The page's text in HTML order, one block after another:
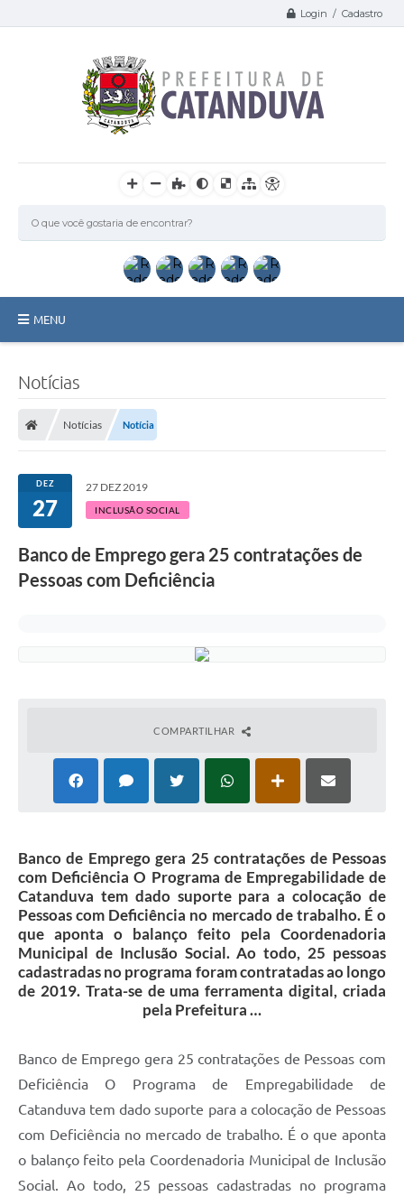
Login / Cadastro
MENU
Licitações / PCA
Transparência
Contratos
Projetos
Links
Telefones Úteis
A Prefeitura
Enquete
Agenda
SIC
Diário Oficial
Notícias
Notícias Notícia
DEZ
27
27 DEZ 2019
INCLUSÃO SOCIAL
Banco de Emprego gera 25 contratações de
Pessoas com Deficiência
COMPARTILHAR
Banco de Emprego gera 25 contratações de Pessoas
com Deficiência O Programa de Empregabilidade de
Catanduva tem dado suporte para a colocação de
Pessoas com Deficiência no mercado de trabalho. É o
que aponta o balanço feito pela Coordenadoria
Municipal de Inclusão Social. Ao todo, 25 pessoas
cadastradas no programa foram contratadas ao longo
de 2019. Trata-se de uma ferramenta digital, criada
pela Prefeitura …
Banco de Emprego gera 25 contratações de Pessoas com
Deficiência O Programa de Empregabilidade de
Catanduva tem dado suporte para a colocação de Pessoas
com Deficiência no mercado de trabalho. É o que aponta
o balanço feito pela Coordenadoria Municipal de Inclusão
Social. Ao todo, 25 pessoas cadastradas no programa